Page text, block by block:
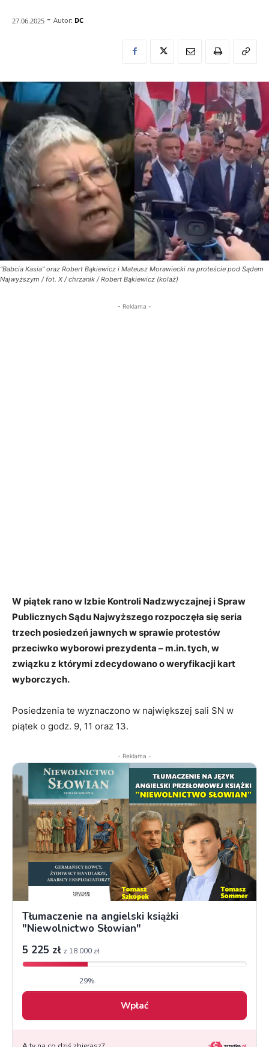
27.06.2025 - Autor: DC
"Babcia Kasia" oraz Robert Bąkiewicz i Mateusz Morawiecki na proteście pod Sądem
Najwyższym / fot. X / chrzanik / Robert Bąkiewicz (kolaż)
- Reklama -
W piątek rano w Izbie Kontroli Nadzwyczajnej i Spraw
Publicznych Sądu Najwyższego rozpoczęła się seria
trzech posiedzeń jawnych w sprawie protestów
przeciwko wyborowi prezydenta – m.in. tych, w
związku z którymi zdecydowano o weryfikacji kart
wyborczych.
Posiedzenia te wyznaczono w największej sali SN w
piątek o godz. 9, 11 oraz 13.
- Reklama -